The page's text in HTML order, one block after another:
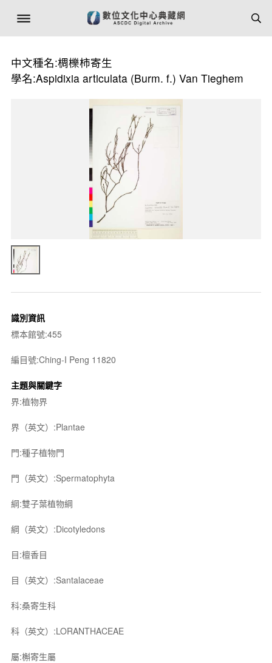
中文種名:椆櫟柿寄生
學名:Aspidixia articulata (Burm. f.) Van Tieghem
識別資訊
標本館號:455
編目號:Ching-I Peng 11820
主題與關鍵字
界:植物界
界（英文）:Plantae
門:種子植物門
門（英文）:Spermatophyta
綱:雙子葉植物綱
綱（英文）:Dicotyledons
目:檀香目
目（英文）:Santalaceae
科:桑寄生科
科（英文）:LORANTHACEAE
屬:槲寄生屬